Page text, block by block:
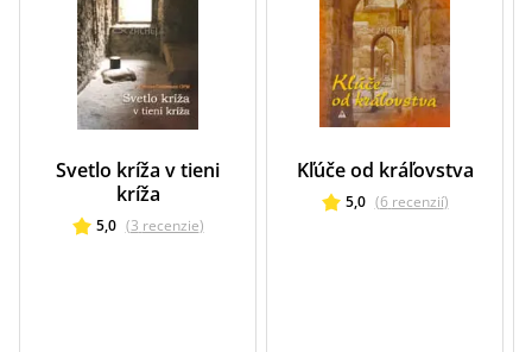
Svetlo kríža v tieni
kríža
5,0 (3 recenzie)
Kľúče od kráľovstva
5,0 (6 recenzií)